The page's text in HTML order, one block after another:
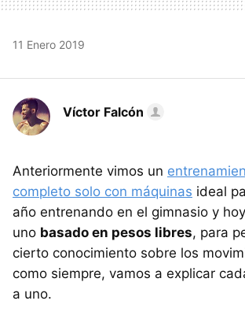
11 Enero 2019
Víctor Falcón
Anteriormente vimos un
completo solo con máquinas ideal
año entrenando en el gimnasio y
uno basado en pesos libres, para
cierto conocimiento sobre los
como siempre, vamos a explicar
a uno.